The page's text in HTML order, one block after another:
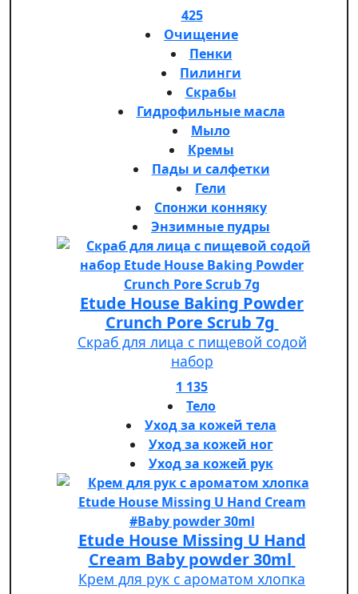
425
Очищение
Пенки
Пилинги
Скрабы
Гидрофильные масла
Мыло
Кремы
Пады и салфетки
Гели
Спонжи конняку
Энзимные пудры
Etude House Baking Powder
Crunch Pore Scrub 7g
Скраб для лица с пищевой содой
набор
1 135
Тело
Уход за кожей тела
Уход за кожей ног
Уход за кожей рук
Etude House Missing U Hand
Cream Baby powder 30ml
Крем для рук с ароматом хлопка